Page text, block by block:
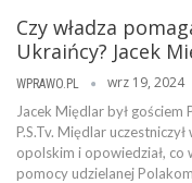
Czy władza
Ukraińcy? Jacek
WPRAWO.PL wrz 19, 2024
Jacek Międlar był
P.S.Tv. Międlar
opolskim i opowiedział, co
pomocy udzielanej